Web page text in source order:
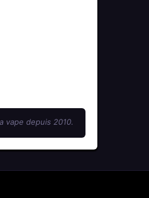
vape depuis 2010.